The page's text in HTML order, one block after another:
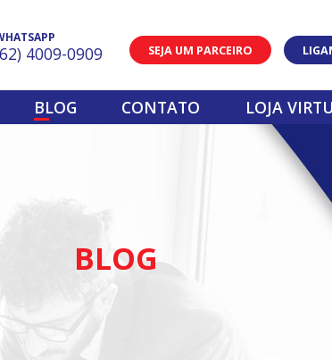
4009-0909 SEJA UM PARCEIRO
BLOG CONTATO LOJA
BLOG